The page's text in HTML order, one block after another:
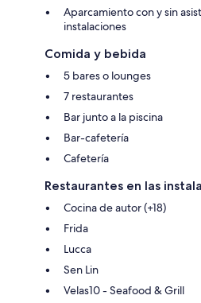
Aparcamiento con y sin
instalaciones
Comida y bebida
5 bares o lounges
7 restaurantes
Bar junto a la piscina
Bar-cafetería
Cafetería
Restaurantes en las
Cocina de autor (+18)
Frida
Lucca
Sen Lin
Velas10 - Seafood & Grill